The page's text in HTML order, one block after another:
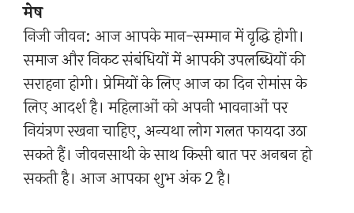
मेष
निजी जीवन: आज आपके मान-सम्मान में वृद्धि होगी।
समाज और निकट संबंधियों में आपकी उपलब्धियों की
सराहना होगी। प्रेमियों के लिए आज का दिन रोमांस के
लिए आदर्श है। महिलाओं को अपनी भावनाओं पर
नियंत्रण रखना चाहिए, अन्यथा लोग गलत फायदा उठा
सकते हैं। जीवनसाथी के साथ किसी बात पर अनबन हो
सकती है। आज आपका शुभ अंक 2 है।